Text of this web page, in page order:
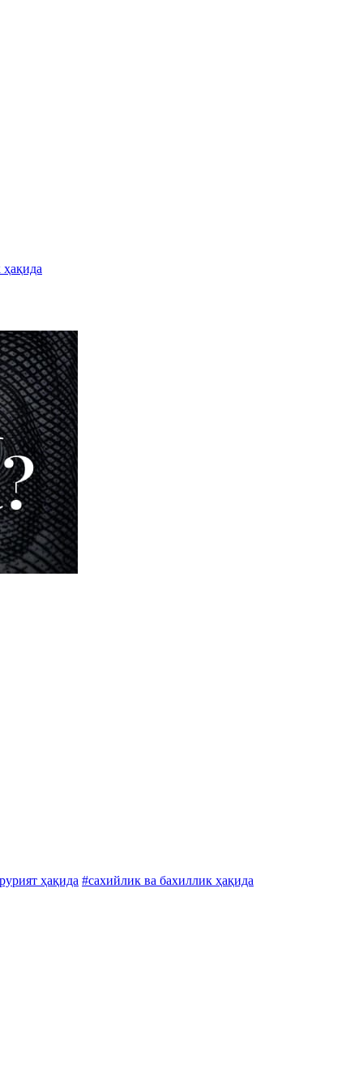
ҳақида #сахийлик ва бахиллик ҳақида